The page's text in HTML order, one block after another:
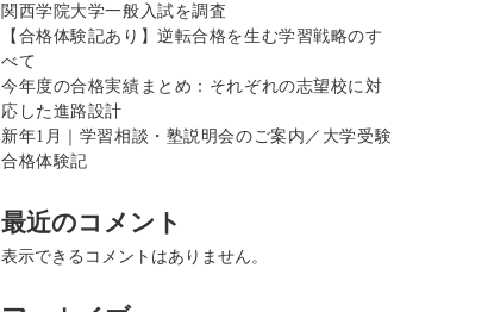
関西学院大学一般入試を調査
【合格体験記あり】逆転合格を生む学習戦略のす
べて
今年度の合格実績まとめ：それぞれの志望校に対
応した進路設計
新年1月｜学習相談・塾説明会のご案内／大学受験
合格体験記
最近のコメント
表示できるコメントはありません。